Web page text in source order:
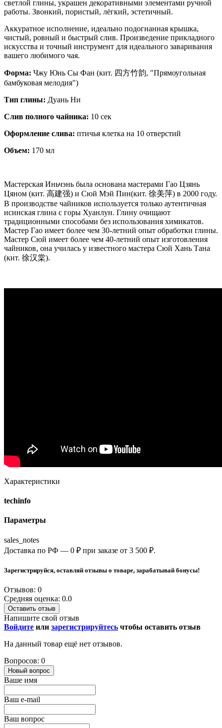
светлой глины, украшен декоративными элементами ручной
работы. Звонкий, пористый, лёгкий, эстетичный.
Аккуратное исполнение, идеально подогнанная крышка,
чистый, ровный и быстрый слив. Произведение прикладного
искусства и точный инструмент для идеального заваривания
вашего любимого чая.
Форма: Чжу Юнь Сы Фан (кит. 四方竹韵, "Прямоугольная
бамбуковая мелодия")
Тип глины: Дуань Ни
Слив полного чайника: 10 сек
Оформление слива: птичья клетка на 10 отверстий
Объем: 170 мл
Мастерская Иньчэнь была основана мастерами Гао Цзянь
Цяном (кит. 高建强) и Сюй Мэй Пин(кит. 徐美萍) в 2000 году.
В производстве чайников используется только аутентичная
исинская глина с горы Хуанлун. Глину очищают
традиционными способами без использования химикатов.
Мастер Гао имеет более чем 30-летний опыт обработки глины.
Мастер Сюй имеет более чем 40-летний опыт изготовления
чайников, она училась у известного мастера Сюй Хань Тана
(кит. 徐汉棠).
Характеристики
techinfo
Параметры
sales_notes
Доставка по РФ — 0 ₽ при заказе от 3 500 ₽.
Зарегистрируйся, оставляй отзывы о товаре, зарабатывай бонусы!
Отзывов: 0
Средняя оценка: 0.0
Оставить отзыв
Напишите свой отзыв
Войдите или зарегистрируйтесь чтобы оставить отзыв
На данный товар ещё нет отзывов.
Вопросов: 0
Новый вопрос
Ваше имя
Ваш e-mail
Ваш вопрос